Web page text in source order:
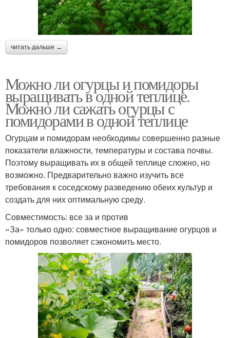
читать дальше →
Можно ли огурцы и помидоры
выращивать в одной теплице.
Можно ли сажать огурцы с
помидорами в одной теплице
Огурцам и помидорам необходимы совершенно разные
показатели влажности, температуры и состава почвы.
Поэтому выращивать их в общей теплице сложно, но
возможно. Предварительно важно изучить все
требования к соседскому разведению обеих культур и
создать для них оптимальную среду.
Совместимость: все за и против
«За» только одно: совместное выращивание огурцов и
помидоров позволяет сэкономить место.